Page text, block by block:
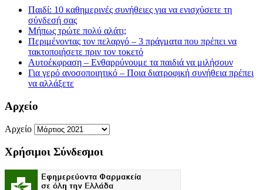
Παιδί: 10 καθημερινές συνήθειες για να ενισχύσετε τη
σύνδεσή σας
Μήπως τρώτε πολύ αλάτι;
Περιμένοντας τον πελαργό – 3 πράγματα που πρέπει να
τακτοποιήσετε πριν τον τοκετό
Αυτοέκφραση – Ενθαρρύνουμε τα παιδιά να μιλήσουν
Για γερό ανοσοποιητικό – Ποια διατροφική συνήθεια πρέπει
να αλλάξετε
Αρχείο
Αρχείο
Χρήσιμοι Σύνδεσμοι